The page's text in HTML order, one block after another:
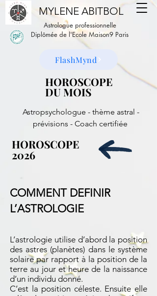
MYLENE ABITBOL
Astrologue professionnelle
Diplômée de l'Ecole Maison9 Paris
FlashMynd
HOROSCOPE
DU MOIS
HOROSCOPE
DU MOIS
Astropsychologue - thème astral -
prévisions - Coach certifiée
HOROSCOPE
2026
HOROSCOPE
2026
COMMENT DEFINIR
L’ASTROLOGIE
L’astrologie utilise d’abord la position
des astres (planètes) dans le système
solaire par rapport à la position de la
terre au jour et heure de la naissance
d’un individu donné.
C’est la position céleste. Ensuite elle